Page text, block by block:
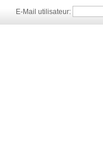
E-Mail utilisateur: